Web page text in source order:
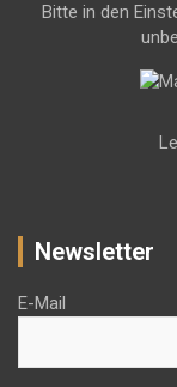
Bitte in den
Newsletter
E-Mail